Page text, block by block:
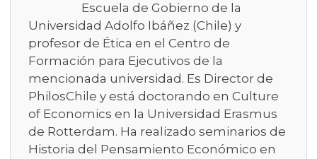
Escuela de Gobierno de la
Universidad Adolfo Ibáñez (Chile) y
profesor de Ética en el Centro de
Formación para Ejecutivos de la
mencionada universidad. Es Director de
PhilosChile y está doctorando en Culture
of Economics en la Universidad Erasmus
de Rotterdam. Ha realizado seminarios de
Historia del Pensamiento Económico en